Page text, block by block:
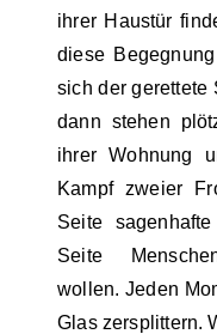
ihrer Haustür
diese
sich der gerettete
dann stehen
ihrer Wohnung
Kampf zweier
Seite
Seite
wollen. Jeden
Glas zersplittern.